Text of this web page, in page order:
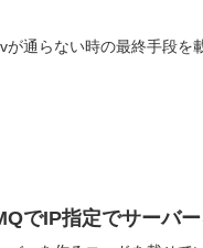
通らない時の最終手段を
でIP指定でサーバ